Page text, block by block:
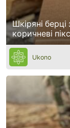
Шкіряні
коричневі
Ukono